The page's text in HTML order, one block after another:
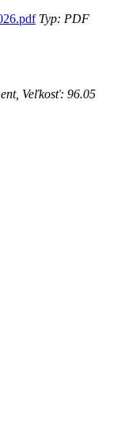
Typ: PDF
Veľkosť: 96.05